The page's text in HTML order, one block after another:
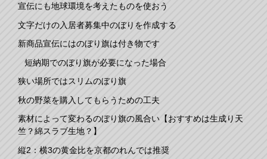
宣伝にも地球環境を考えたものを使おう
文字だけの入居者募集中のぼりを作成する
新商品宣伝にはのぼり旗は付き物です
短納期でのぼり旗が必要になった場合
狭い場所ではスリムのぼり旗
秋の野菜を購入してもらうための工夫
素材によって変わるのぼり旗の風合い【おすすめは生成り天
竺？綿スラブ生地？】
縦2：横3の黄金比を京都のれんでは推奨